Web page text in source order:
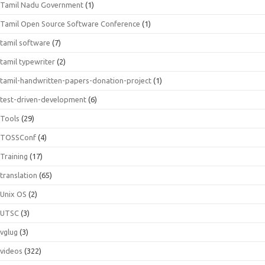
Tamil Nadu Government (1)
Tamil Open Source Software Conference (1)
tamil software (7)
tamil typewriter (2)
tamil-handwritten-papers-donation-project (1)
test-driven-development (6)
Tools (29)
TOSSConf (4)
Training (17)
translation (65)
Unix OS (2)
UTSC (3)
vglug (3)
videos (322)